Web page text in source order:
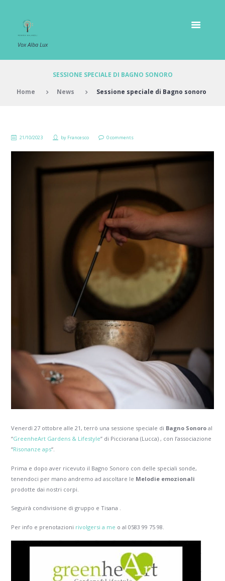
Vox Alba Lux
SESSIONE SPECIALE DI BAGNO SONORO
Home News Sessione speciale di Bagno sonoro
21/10/2023 by Francesco 0 comments
Venerdì 27 ottobre alle 21, terrò una sessione speciale di Bagno Sonoro al
“GreenheArt Gardens & Lifestyle” di Picciorana (Lucca) , con l’associazione
“Risonanze aps“.
Prima e dopo aver ricevuto il Bagno Sonoro con delle speciali sonde,
tenendoci per mano andremo ad ascoltare le Melodie emozionali
prodotte dai nostri corpi.
Seguirà condivisione di gruppo e Tisana .
Per info e prenotazioni rivolgersi a me o al 0583 99 75 98.